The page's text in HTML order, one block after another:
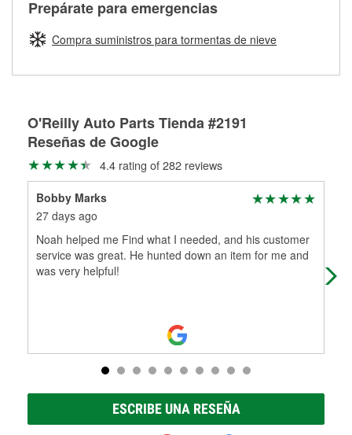
Herramientas de O'Reilly
pueden ser reutilizados, podemos ayudarte a encontrar las
partes de reemplazo correctas para tu reparación.
averiada o determina los acoplamientos y la longitud
adecuados para que te construyamos una nueva. O'Reilly
Auto Parts tiene las mangueras y los acoples adecuados
agrícola o de construcción.
hidráulicas a la medida en tu tienda local
Prepárate para emergencias
Compra suministros para tormentas de nieve
O'Reilly Auto Parts Tienda #2191
Reseñas de Google
4.4 rating of 282 reviews
Bobby Marks
27 days ago
Noah helped me Find what I needed, and his customer
service was great. He hunted down an item for me and
was very helpful!
ESCRIBE UNA RESEÑA